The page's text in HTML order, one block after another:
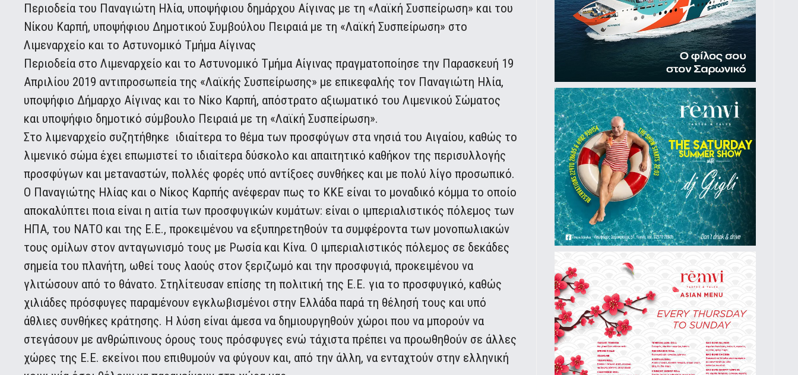
Περιοδεία του Παναγιώτη Ηλία, υποψήφιου δημάρχου Αίγινας με τη «Λαϊκή Συσπείρωση» και του
Νίκου Καρπή, υποψήφιου Δημοτικού Συμβούλου Πειραιά με τη «Λαϊκή Συσπείρωση» στο
Λιμεναρχείο και το Αστυνομικό Τμήμα Αίγινας
Περιοδεία στο Λιμεναρχείο και το Αστυνομικό Τμήμα Αίγινας πραγματοποίησε την Παρασκευή 19
Απριλίου 2019 αντιπροσωπεία της «Λαϊκής Συσπείρωσης» με επικεφαλής τον Παναγιώτη Ηλία,
υποψήφιο Δήμαρχο Αίγινας και το Νίκο Καρπή, απόστρατο αξιωματικό του Λιμενικού Σώματος
και υποψήφιο δημοτικό σύμβουλο Πειραιά με τη «Λαϊκή Συσπείρωση».
Στο λιμεναρχείο συζητήθηκε ιδιαίτερα το θέμα των προσφύγων στα νησιά του Αιγαίου, καθώς το
λιμενικό σώμα έχει επωμιστεί το ιδιαίτερα δύσκολο και απαιτητικό καθήκον της περισυλλογής
προσφύγων και μεταναστών, πολλές φορές υπό αντίξοες συνθήκες και με πολύ λίγο προσωπικό.
Ο Παναγιώτης Ηλίας και ο Νίκος Καρπής ανέφεραν πως το ΚΚΕ είναι το μοναδικό κόμμα το οποίο
αποκαλύπτει ποια είναι η αιτία των προσφυγικών κυμάτων: είναι ο ιμπεριαλιστικός πόλεμος των
ΗΠΑ, του ΝΑΤΟ και της Ε.Ε., προκειμένου να εξυπηρετηθούν τα συμφέροντα των μονοπωλιακών
τους ομίλων στον ανταγωνισμό τους με Ρωσία και Κίνα. Ο ιμπεριαλιστικός πόλεμος σε δεκάδες
σημεία του πλανήτη, ωθεί τους λαούς στον ξεριζωμό και την προσφυγιά, προκειμένου να
γλιτώσουν από το θάνατο. Στηλίτευσαν επίσης τη πολιτική της Ε.Ε. για το προσφυγικό, καθώς
χιλιάδες πρόσφυγες παραμένουν εγκλωβισμένοι στην Ελλάδα παρά τη θέλησή τους και υπό
άθλιες συνθήκες κράτησης. Η λύση είναι άμεσα να δημιουργηθούν χώροι που να μπορούν να
στεγάσουν με ανθρώπινους όρους τους πρόσφυγες ενώ τάχιστα πρέπει να προωθηθούν σε άλλες
χώρες της Ε.Ε. εκείνοι που επιθυμούν να φύγουν και, από την άλλη, να ενταχτούν στην ελληνική